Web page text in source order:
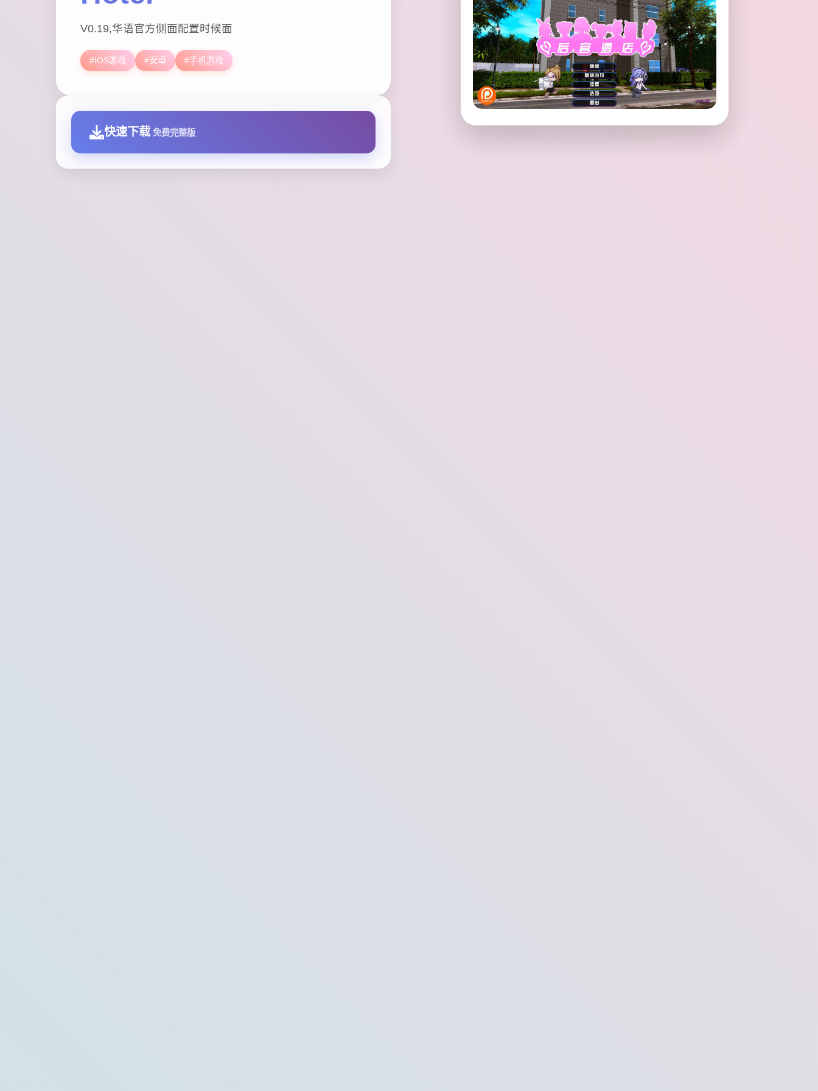
V0.19,华语官方侧面配置时候面
#IOS游戏 #安卓 #手机游戏
快速下载 免费完整版